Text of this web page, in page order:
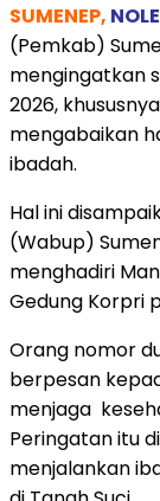
SUMENEP,
(Pemkab)
mengingatkan
2026,
mengabaikan
ibadah.
Hal ini
(Wabup)
menghadiri
Gedung Korpri
Orang nomor
berpesan
menjaga
Peringatan itu
menjalankan